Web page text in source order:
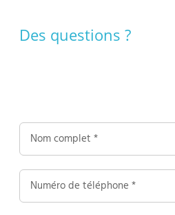
Des questions ?
Contactez-
nous
Formulaire
-
Livraison